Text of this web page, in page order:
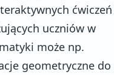
ćwiczeń
uczniów w
może np.
geometryczne do